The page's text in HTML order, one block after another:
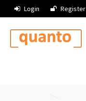
Login Register